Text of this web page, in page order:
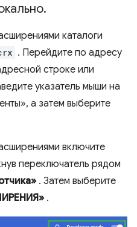
.
каталоги
. Перейдите по адресу
строке или
указатель мыши на
а затем выберите
включите
переключатель рядом
. Затем выберите
.